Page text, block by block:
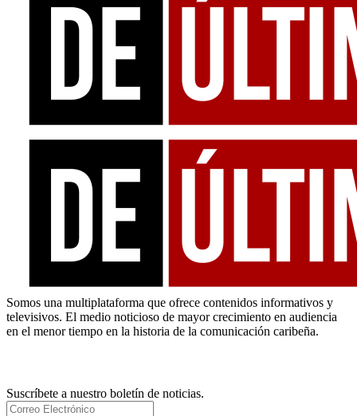
Somos una multiplataforma que ofrece contenidos informativos y
televisivos. El medio noticioso de mayor crecimiento en audiencia
en el menor tiempo en la historia de la comunicación caribeña.
Suscríbete a nuestro boletín de noticias.